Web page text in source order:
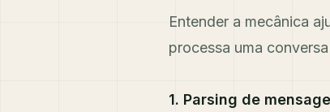
Entender a mecânica
processa uma
1. Parsing de